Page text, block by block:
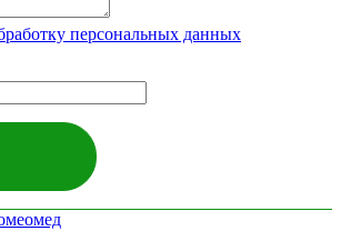
персональных данных